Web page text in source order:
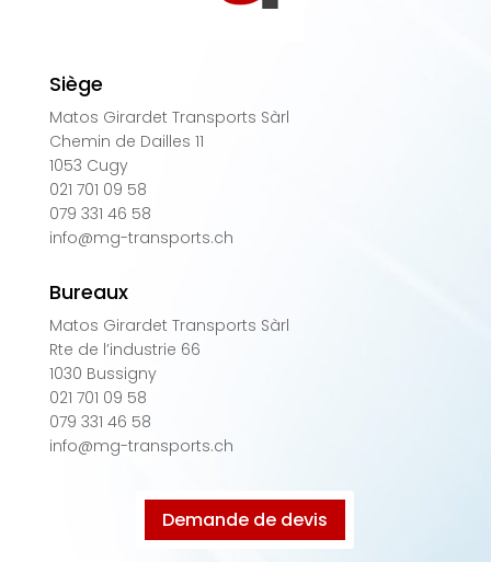
Siège
Matos Girardet Transports Sàrl
Chemin de Dailles 11
1053 Cugy
021 701 09 58
079 331 46 58
info@mg-transports.ch
Bureaux
Matos Girardet Transports Sàrl
Rte de l’industrie 66
1030 Bussigny
021 701 09 58
079 331 46 58
info@mg-transports.ch
Demande de devis